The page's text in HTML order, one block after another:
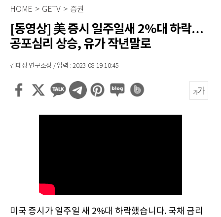
HOME > GETV > 증권
[동영상] 美 증시 일주일새 2%대 하락…
공포심리 상승, 유가 작년말로
김대성 연구소장 / 입력 : 2023-08-19 10:45
미국 증시가 일주일 새 2%대 하락했습니다. 국채 금리